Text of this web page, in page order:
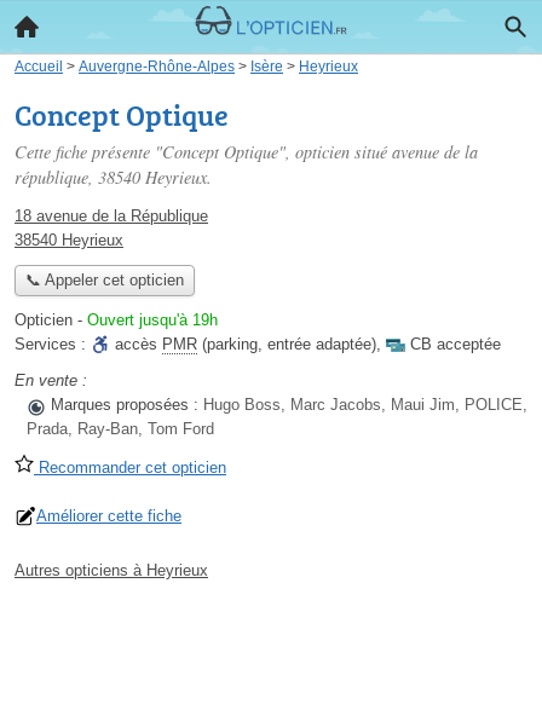
Accueil > Auvergne-Rhône-Alpes > Isère > Heyrieux
Concept Optique
Cette fiche présente "Concept Optique", opticien situé avenue de la
république, 38540 Heyrieux.
18 avenue de la République
38540 Heyrieux
📞 Appeler cet opticien
Opticien - Ouvert jusqu'à 19h
Services :
accès PMR (parking, entrée adaptée),
CB acceptée
En vente :
Marques proposées : Hugo Boss, Marc Jacobs, Maui Jim, POLICE,
Prada, Ray-Ban, Tom Ford
Recommander cet opticien
Améliorer cette fiche
Autres opticiens à Heyrieux